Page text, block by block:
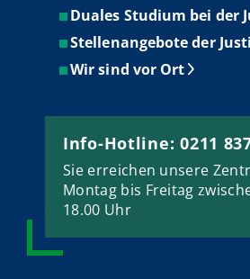
Duales Studium bei der
Stellenangebote der
Wir sind vor Ort
Info-Hotline: 0211
Sie erreichen unsere
Montag bis Freitag
18.00 Uhr